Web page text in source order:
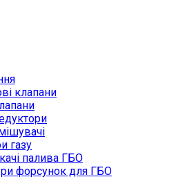
клапани
газу
палива ГБО
форсунок для ГБО